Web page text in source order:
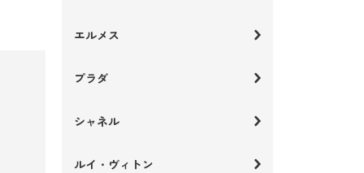
エルメス
プラダ
シャネル
ルイ・ヴィトン